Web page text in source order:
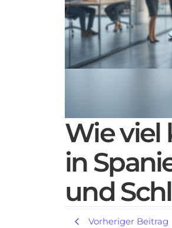
Wie viel
in
und
Vorheriger Beitrag